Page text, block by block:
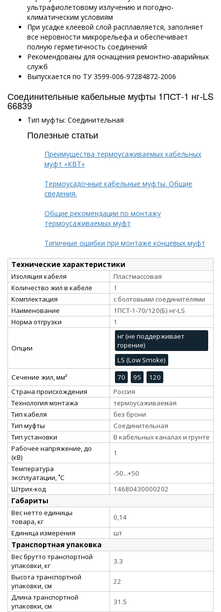
ультрафиолетовому излучению и погодно-
климатическим условиям
При усадке клеевой слой расплавляется, заполняет
все неровности микрорельефа и обеспечивает
полную герметичность соединений
Рекомендованы для оснащения ремонтно-аварийных
служб
Выпускается по ТУ 3599-006-97284872-2006
Соединительные кабельные муфты 1ПСТ-1 нг-LS
66839
Тип муфты: Соединительная
Полезные статьи
Преимущества термоусаживаемых кабельных
муфт «КВТ»
Термоусадочные кабельные муфты. Общие
сведения.
Общие рекомендации по монтажу
термоусаживаемых муфт
Типичные ошибки при монтаже концевых муфт
Технические характеристики
Изоляция кабеля
Пластмассовая
Количество жил в кабеле
1
Комплектация
с болтовыми соединителями
Наименование
1ПСТ-1-70/120(Б) нг-LS
Норма отгрузки
1
Опции
нг (не поддерживает
горение)
LS (Low Smoke)
Сечение жил, мм²
70 95
120
Страна происхождения
Россия
Технология монтажа
термоусаживаемая
Тип кабеля
без брони
Тип муфты
Соединительная
Тип установки
В кабельных каналах и грунте
Рабочее напряжение, до
(кВ)
1
Температура
эксплуатации, ˚С
-50...+50
Штрих-код
14680430000202
Габариты
Вес нетто единицы
товара, кг
0,14
Единица измерения
шт
Транспортная упаковка
Вес брутто транспортной
упаковки, кг
3.3
Высота транспортной
упаковки, см
22
Длина транспортной
упаковки, см
31.5